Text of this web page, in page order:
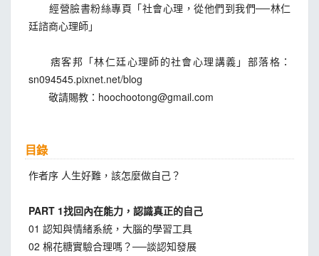
經營臉書粉絲專頁「社會心理，從他們到我們──林仁
廷諮商心理師」
痞客邦「林仁廷心理師的社會心理講義」部落格：
sn094545.pixnet.net/blog
敬請賜教： hoochootong@gmail.com
目錄
作者序 人生好難，該怎麼做自己？
PART 1找回內在能力，認識真正的自己
01 認知與情緒系統，大腦的學習工具
02 棉花糖實驗合理嗎？──談認知發展